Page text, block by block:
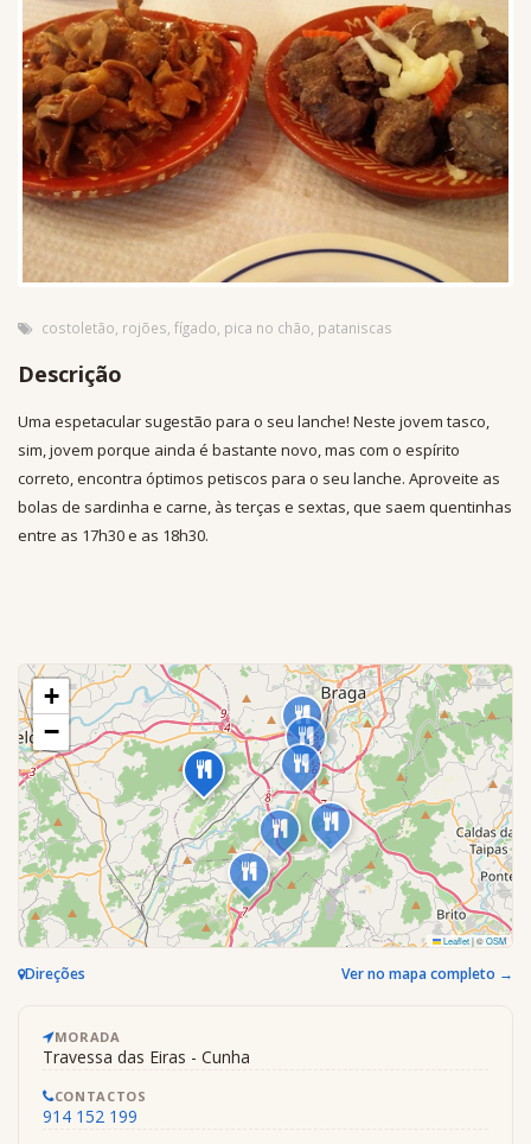
costoletão, rojões, fígado, pica no chão, pataniscas
Descrição
Uma espetacular sugestão para o seu lanche! Neste jovem tasco,
sim, jovem porque ainda é bastante novo, mas com o espírito
correto, encontra óptimos petiscos para o seu lanche. Aproveite as
bolas de sardinha e carne, às terças e sextas, que saem quentinhas
entre as 17h30 e as 18h30.
+
−
Leaflet|©OSM
Direções Ver no mapa completo →
MORADA
Travessa das Eiras - Cunha
CONTACTOS
914 152 199